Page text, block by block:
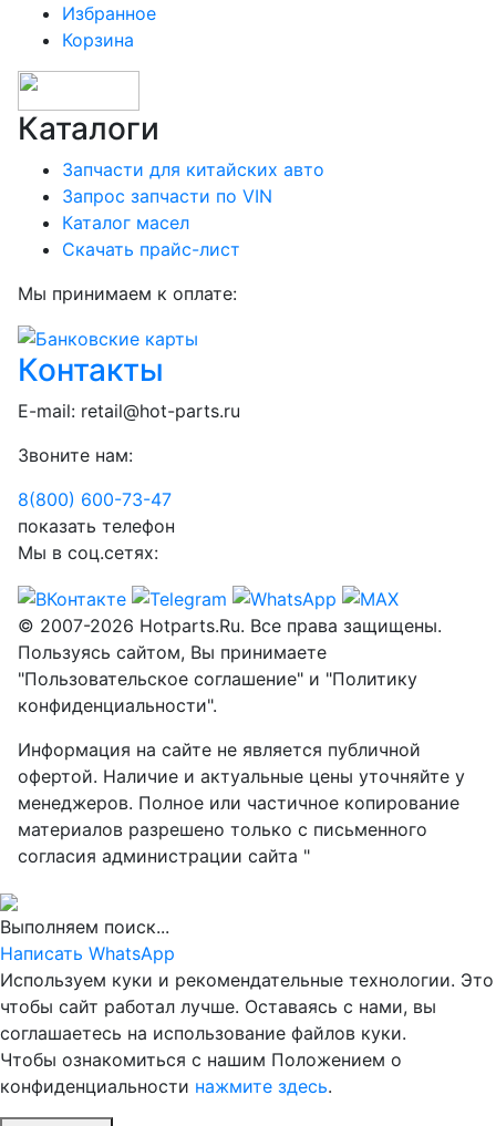
Избранное
Корзина
Каталоги
Запчасти для китайских авто
Запрос запчасти по VIN
Каталог масел
Скачать прайс-лист
Мы принимаем к оплате:
Контакты
E-mail: retail@hot-parts.ru
Звоните нам:
8(800) 600-73-47
показать телефон
Мы в соц.сетях:
© 2007-2026 Hotparts.Ru. Все права защищены.
Пользуясь сайтом, Вы принимаете
"Пользовательское соглашение" и "Политику
конфиденциальности".
Информация на сайте не является публичной
офертой. Наличие и актуальные цены уточняйте у
менеджеров. Полное или частичное копирование
материалов разрешено только с письменного
согласия администрации сайта "
Выполняем поиск...
Написать WhatsApp
Используем куки и рекомендательные технологии. Это
чтобы сайт работал лучше. Оставаясь с нами, вы
соглашаетесь на использование файлов куки.
Чтобы ознакомиться с нашим Положением о
конфиденциальности нажмите здесь.